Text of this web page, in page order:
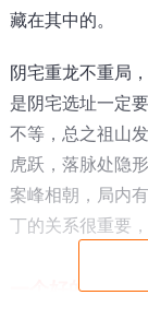
藏在其中的。
阴宅重龙不重局
是阴宅选址一定
不等，总之祖山
虎跃，落脉处隐
案峰相朝，局内
丁的关系很重要
一个好的阴宅